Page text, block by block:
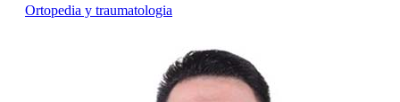
Ortopedia y traumatologia